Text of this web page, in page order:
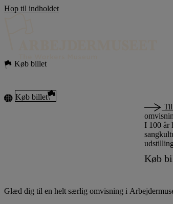
Hop til indholdet
Køb billet
Køb billet
I 100 år
Køb
Glæd dig til en helt særlig omvisning i